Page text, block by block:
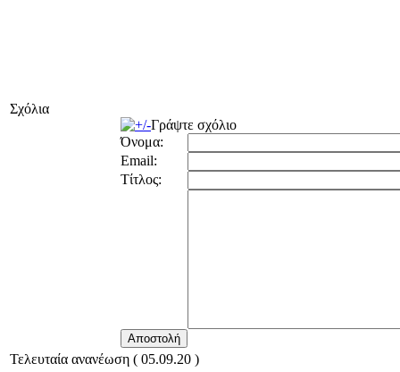
Σχόλια
Γράψτε σχόλιο
Όνομα:
Email:
Τίτλος:
Τελευταία ανανέωση ( 05.09.20 )